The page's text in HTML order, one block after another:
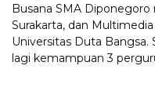
Busana SMA
Surakarta, dan
Universitas Duta Bangsa.
lagi kemampuan 3